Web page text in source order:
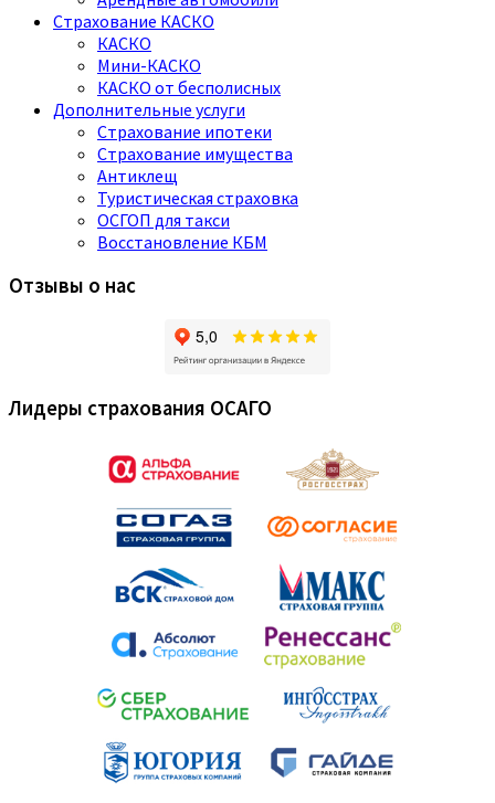
Страхование КАСКО
КАСКО
Мини-КАСКО
КАСКО от бесполисных
Дополнительные услуги
Страхование ипотеки
Страхование имущества
Антиклещ
Туристическая страховка
ОСГОП для такси
Восстановление КБМ
Отзывы о нас
Лидеры страхования ОСАГО